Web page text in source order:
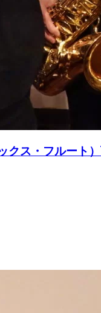
ス・フルート）